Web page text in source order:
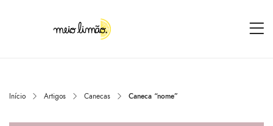
Início Artigos Canecas Caneca “nome”